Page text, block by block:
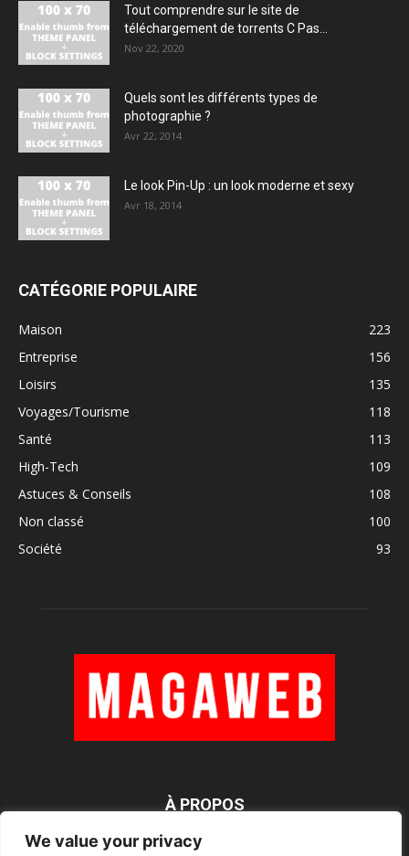
We value your privacy
Tout comprendre sur le site de
téléchargement de torrents C Pas...
Nov 22, 2020
Quels sont les différents types de
photographie ?
Avr 22, 2014
Le look Pin-Up : un look moderne et sexy
Avr 18, 2014
CATÉGORIE POPULAIRE
Maison
223
Entreprise
156
Loisirs
135
Voyages/Tourisme
118
Santé
113
High-Tech
109
Astuces & Conseils
108
Non classé
100
Société
93
À PROPOS